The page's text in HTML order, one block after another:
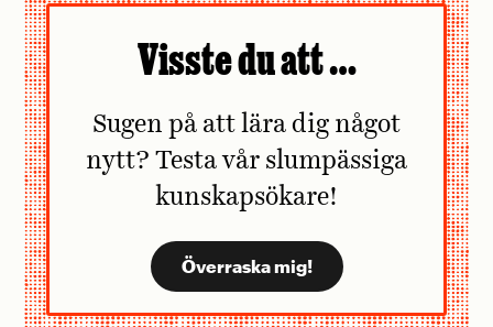
Visste du att …
Sugen på att lära dig något
nytt? Testa vår slumpässiga
kunskapsökare!